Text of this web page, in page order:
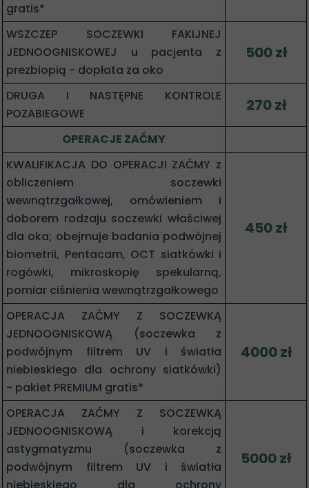
gratis*
WSZCZEP SOCZEWKI FAKIJNEJ
JEDNOOGNISKOWEJ u pacjenta z
prezbiopią - dopłata za oko
500 zł
DRUGA I NASTĘPNE KONTROLE
POZABIEGOWE
270 zł
OPERACJE ZAĆMY
KWALIFIKACJA DO OPERACJI ZAĆMY z
obliczeniem soczewki
wewnątrzgałkowej, omówieniem i
doborem rodzaju soczewki właściwej
dla oka; obejmuje badania podwójnej
biometrii, Pentacam, OCT siatkówki i
rogówki, mikroskopię spekularną,
pomiar ciśnienia wewnątrzgałkowego
450 zł
OPERACJA ZAĆMY Z SOCZEWKĄ
JEDNOOGNISKOWĄ (soczewka z
podwójnym filtrem UV i światła
niebieskiego dla ochrony siatkówki)
- pakiet PREMIUM gratis*
4000 zł
OPERACJA ZAĆMY Z SOCZEWKĄ
JEDNOOGNISKOWĄ i korekcją
astygmatyzmu (soczewka z
podwójnym filtrem UV i światła
5000 zł